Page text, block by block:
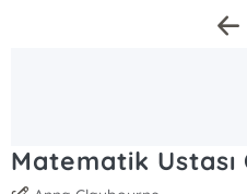
Matematik